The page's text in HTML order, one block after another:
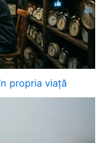
propria viață